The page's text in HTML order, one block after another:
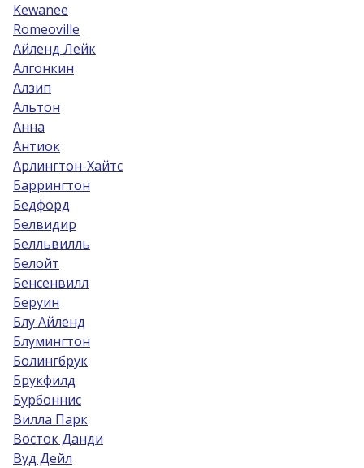
Kewanee
Romeoville
Айленд Лейк
Алгонкин
Алзип
Альтон
Анна
Антиок
Арлингтон-Хайтс
Баррингтон
Бедфорд
Белвидир
Белльвилль
Белойт
Бенсенвилл
Беруин
Блу Айленд
Блумингтон
Болингбрук
Брукфилд
Бурбоннис
Вилла Парк
Восток Данди
Вуд Дейл